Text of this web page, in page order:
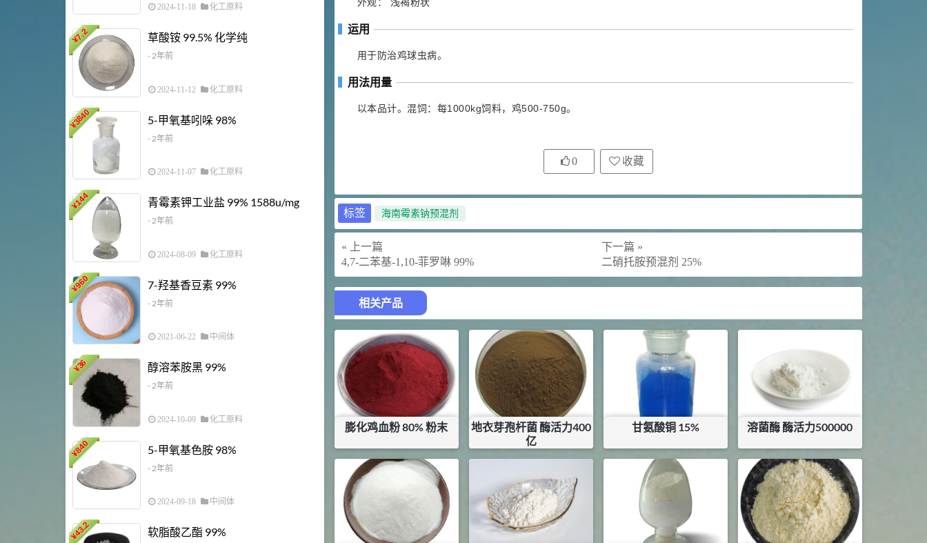
运用
用于防治鸡球虫病。
用法用量
以本品计。混饲：每1000kg饲料，鸡500-750g。
0 收藏
标签 海南霉素钠预混剂
« 上一篇
4,7-二苯基-1,10-菲罗啉 99%
下一篇 »
二硝托胺预混剂 25%
相关产品
膨化鸡血粉 80% 粉末
¥2.5
库存：
KG
地衣芽孢杆菌 酶活力400
亿
¥6
甘氨酸铜 15%
¥15
库存：75KG
溶菌酶 酶活力500000
¥120
2024-11-18 化工原料
¥
7.2 草酸铵 99.5% 化学纯
- 2年前
2024-11-12 化工原料
¥
3840 5-甲氧基吲哚 98%
- 2年前
2024-11-07 化工原料
¥
144 青霉素钾工业盐 99% 1588u/mg
- 2年前
2024-08-09 化工原料
¥
960 7-羟基香豆素 99%
- 2年前
2021-06-22 中间体
¥
36 醇溶苯胺黑 99%
- 2年前
2024-10-09 化工原料
¥
840 5-甲氧基色胺 98%
- 2年前
2024-09-18 中间体
¥
43.2 软脂酸乙酯 99%
2021-07-07
29
浏览量 - 1.98w
69.6 6
S-羧甲基-L-半胱氨酸(羧甲司坦)
98.5%
2021-05-30
7 抗氧剂BHT 99.5%
浏览量 - 1.64w
2021-05-25 食品添加剂原料
11.25 8 D-异抗坏血酸钠 98%
浏览量 - 1.55w
2021-05-25 食品添加剂原料
475 9 硬脂富马酸钠 99%
浏览量 - 1.54w
2021-06-19 化工原料
DL-蛋氨酸 99%